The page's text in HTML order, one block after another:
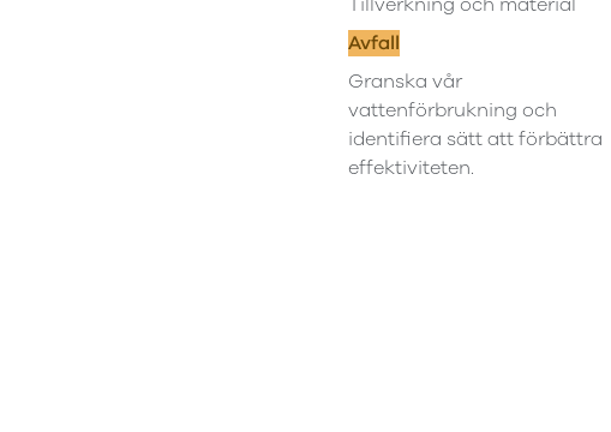
Avfall
Granska vår
vattenförbrukning och
identifiera sätt att förbättra
effektiviteten.